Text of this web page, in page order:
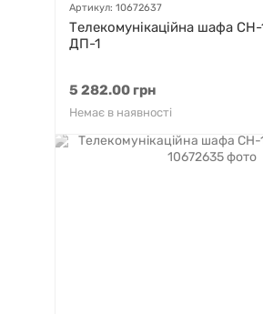
Артикул: 10672637
Телекомунікаційна шафа
ДП-1
5 282.00 грн
Немає в наявності